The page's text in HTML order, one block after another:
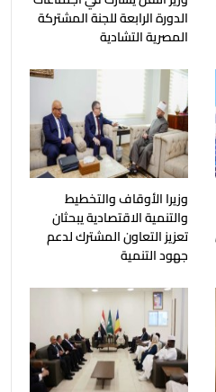
الدورة الرابعة للجنة المشتركة
المصرية التشادية
وزيرا الأوقاف والتخطيط
والتنمية الاقتصادية يبحثان
تعزيز التعاون المشترك لدعم
جهود التنمية